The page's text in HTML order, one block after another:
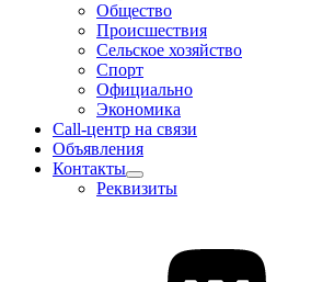
Общество
Происшествия
Сельское хозяйство
Спорт
Официально
Экономика
Call-центр на связи
Объявления
Контакты
Реквизиты